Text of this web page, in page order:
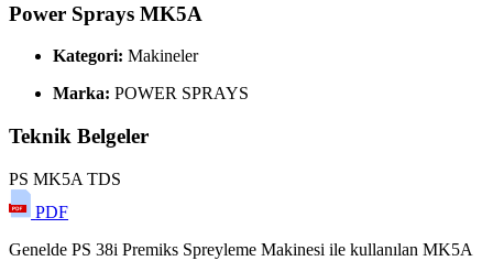
Power Sprays MK5A
Kategori: Makineler
Marka: POWER SPRAYS
Teknik Belgeler
PS MK5A TDS
PDF
Genelde PS 38i Premiks Spreyleme Makinesi ile kullanılan MK5A